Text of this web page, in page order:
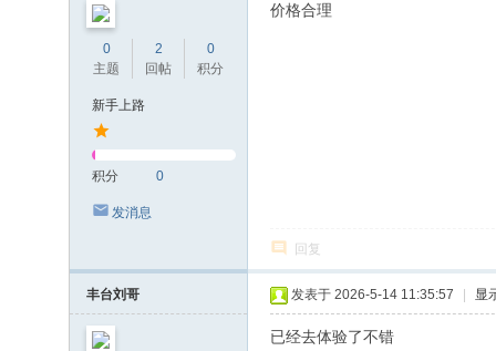
0
主题
2
回帖
0
积分
新手上路
积分 0
发消息
价格合理
回复
丰台刘哥 发表于 2026-5-14 11:35:57 显
已经去体验了不错